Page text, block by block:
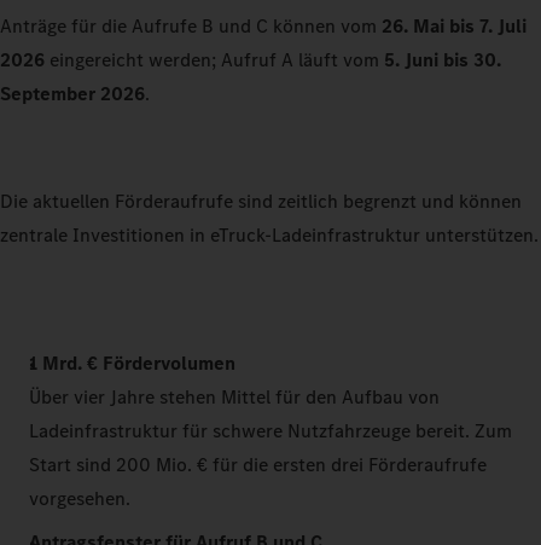
Anträge für die Aufrufe B und C können vom 26. Mai bis 7. Juli
2026 eingereicht werden; Aufruf A läuft vom 5. Juni bis 30.
September 2026.
Die aktuellen Förderaufrufe sind zeitlich begrenzt und können
zentrale Investitionen in eTruck-Ladeinfrastruktur unterstützen.
1 Mrd. € Fördervolumen
Über vier Jahre stehen Mittel für den Aufbau von
Ladeinfrastruktur für schwere Nutzfahrzeuge bereit. Zum
Start sind 200 Mio. € für die ersten drei Förderaufrufe
vorgesehen.